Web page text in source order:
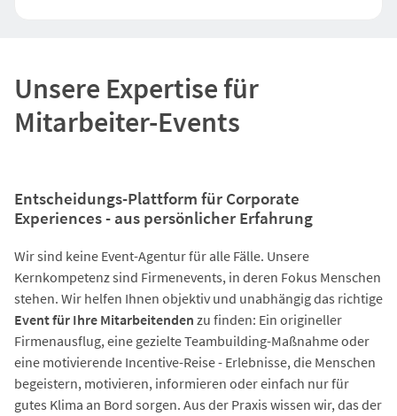
Unsere Expertise für
Mitarbeiter-Events
Entscheidungs-Plattform für Corporate
Experiences - aus persönlicher Erfahrung
Wir sind keine Event-Agentur für alle Fälle. Unsere
Kernkompetenz sind Firmenevents, in deren Fokus Menschen
stehen. Wir helfen Ihnen objektiv und unabhängig das richtige
Event für Ihre Mitarbeitenden zu finden: Ein origineller
Firmenausflug, eine gezielte Teambuilding-Maßnahme oder
eine motivierende Incentive-Reise - Erlebnisse, die Menschen
begeistern, motivieren, informieren oder einfach nur für
gutes Klima an Bord sorgen. Aus der Praxis wissen wir, das der